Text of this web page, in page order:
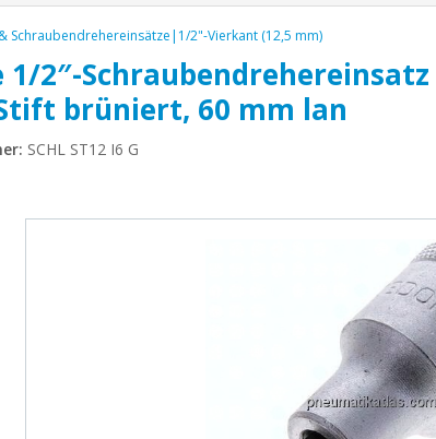
Schraubendrehereinsätze|1/2"-Vierkant (12,5 mm)
1/2″-
brüniert, 60 mm lan
SCHL ST12 I6 G